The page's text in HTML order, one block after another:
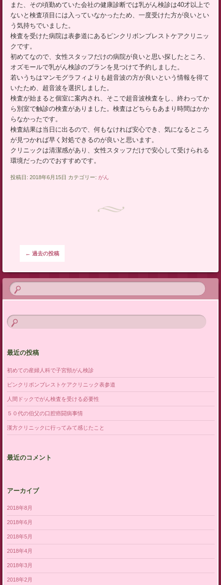
また、その頃勤めていた会社の健康診断では乳がん検診は40才以上で
ないと検査項目には入っていなかったため、一度受けた方が良いとい
う気持ちでいました。
検査を受けた病院は表参道にあるピンクリボンブレストケアクリニッ
クです。
初めてなので、女性スタッフだけの病院が良いと思い探したところ、
オズモールで乳がん検診のプランを見つけて予約しました。
若いうちはマンモグラフィよりも超音波の方が良いという情報を得て
いたため、超音波を選択しました。
検査が始まると個室に案内され、そこで超音波検査をし、終わってか
ら別室で触診の検査がありました。検査はどちらもあまり時間はかか
らなかったです。
検査結果は当日に出るので、何もなければ安心でき、気になるところ
が見つかれば早く対処できるのが良いと思います。
クリニックは清潔感があり、女性スタッフだけで安心して受けられる
環境だったのでおすすめです。
投稿日: 2018年6月15日 カテゴリー:がん
投稿ナビゲーション
← 過去の投稿
最近の投稿
初めての産婦人科で子宮頸がん検診
ピンクリボンブレストケアクリニック表参道
人間ドックでがん検査を受ける必要性
５０代の伯父の口腔癌闘病事情
漢方クリニックに行ってみて感じたこと
最近のコメント
アーカイブ
2018年8月
2018年6月
2018年5月
2018年4月
2018年3月
2018年2月